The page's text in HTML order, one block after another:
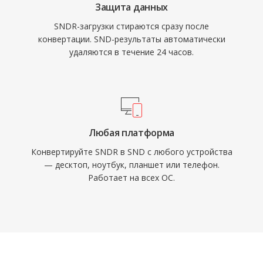
Защита данных
SNDR-загрузки стираются сразу после
конвертации. SND-результаты автоматически
удаляются в течение 24 часов.
Любая платформа
Конвертируйте SNDR в SND с любого устройства
— десктоп, ноутбук, планшет или телефон.
Работает на всех ОС.